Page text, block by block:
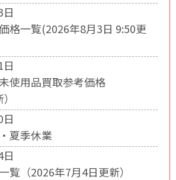
格一覧(2026年8月3日 9:50更
使用品買取参考価格
夏季休業
覧（2026年7月4日更新）